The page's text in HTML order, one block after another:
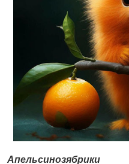
Апельсинозябрики